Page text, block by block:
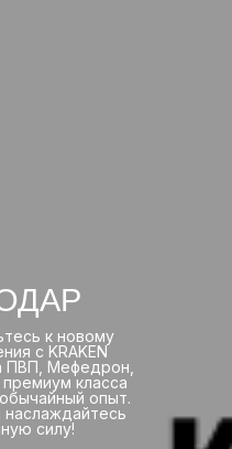
к новому
с KRAKEN
Мефедрон,
класса
опыт.
наслаждайтесь
силу!